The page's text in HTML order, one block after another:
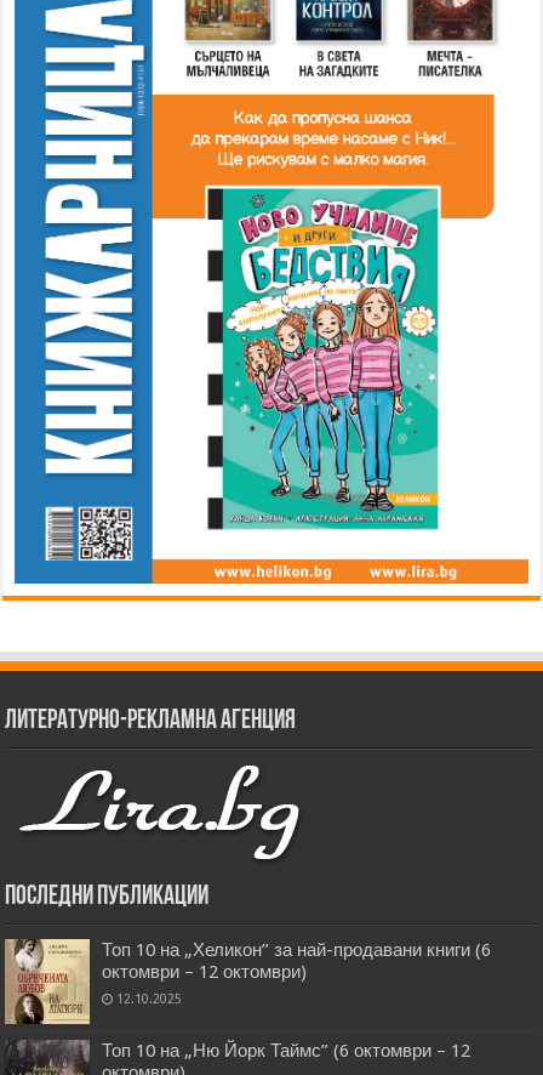
Литературно-рекламна агенция
Последни публикации
Топ 10 на „Хеликон” за най-продавани книги (6
октомври – 12 октомври)
12.10.2025
Топ 10 на „Ню Йорк Таймс” (6 октомври – 12